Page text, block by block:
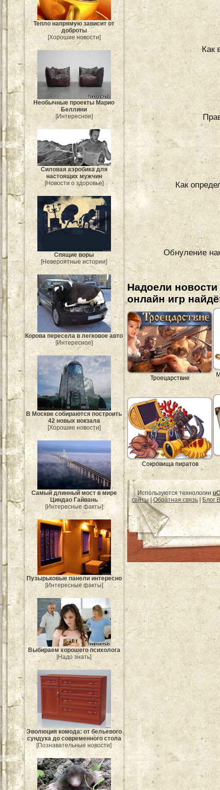
Тепло напрямую зависит от
доброты
[Хорошие новости]
Необычные проекты Марио
Беллини
[Интересное]
Силовая аэробика для
настоящих мужчин
[Новости о здоровье]
Спящие воры
[Невероятные истории]
Корова пересела в легковое авто
[Интересное]
В Москве собираются построить
42 новых вокзала
[Хорошие новости]
Самый длинный мост в мире
Циндао Гайвань
[Интересные факты]
Пузырьковые панели интересно
[Интересные факты]
Выбираем хорошего психолога
[Надо знать]
Эволюция комода: от бельевого
сундука до современного стола
[Познавательные новости]
Как
Как
Обнуление
Надоели
онлайн игр
Троецарствие
Сокровища пиратов
Используются технологии
сайты|Обратная связь Блог